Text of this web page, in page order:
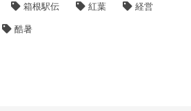
箱根駅伝 紅葉 経営
酷暑